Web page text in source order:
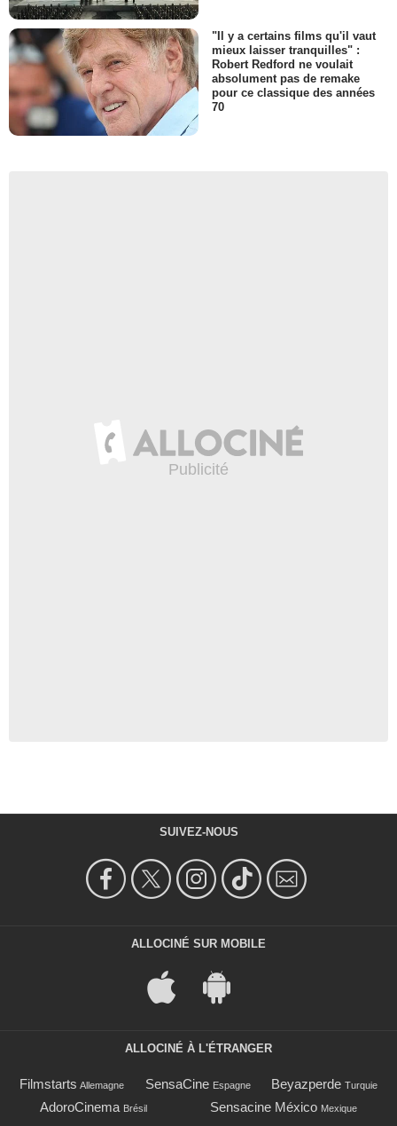
"Il y a certains films qu'il vaut
mieux laisser tranquilles" :
Robert Redford ne voulait
absolument pas de remake
pour ce classique des années
70
SUIVEZ-NOUS
ALLOCINÉ SUR MOBILE
ALLOCINÉ À L'ÉTRANGER
Filmstarts Allemagne SensaCine Espagne Beyazperde Turquie
AdoroCinema Brésil Sensacine México Mexique